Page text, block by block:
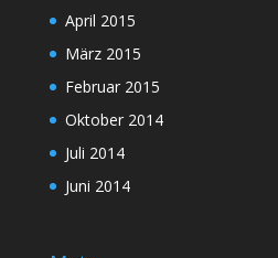
April 2015
März 2015
Februar 2015
Oktober 2014
Juli 2014
Juni 2014